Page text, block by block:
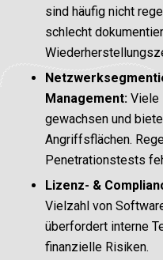
sind häufig nicht
schlecht
Management:Viele
gewachsen und
Angriffsflächen.
Penetrationstests
Lizenz- &
Vielzahl von
überfordert interne
finanzielle Risiken.